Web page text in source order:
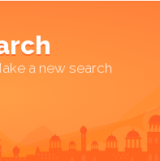
a new search